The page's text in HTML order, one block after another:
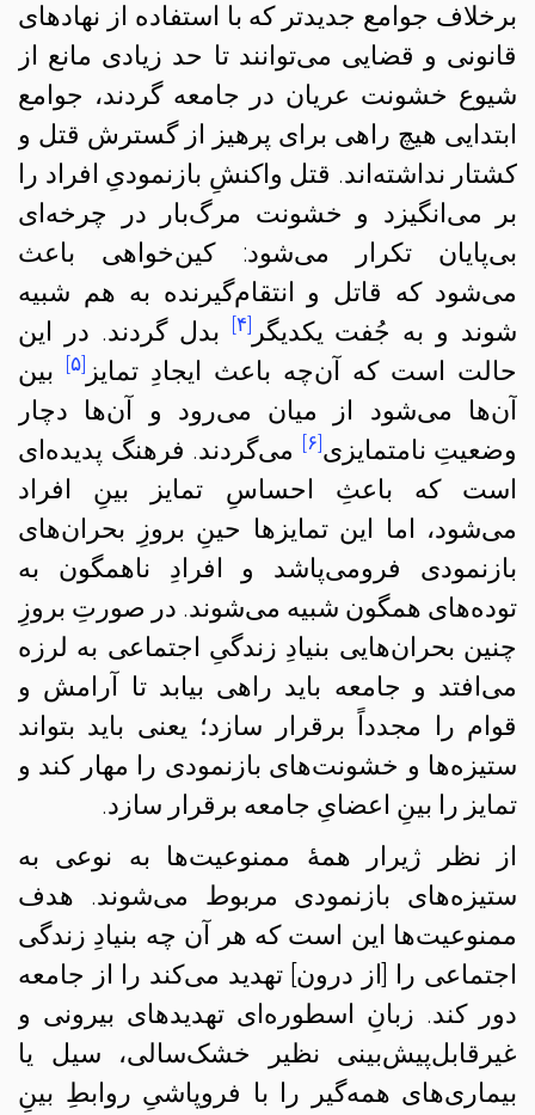
برخلاف جوامع جدیدتر که با استفاده از نهادهای
قانونی و قضایی می‌توانند تا حد زیادی مانع از
شیوع خشونت عریان در جامعه گردند،‌ جوامع
ابتدایی هیچ راهی برای پرهیز از گسترش قتل و
کشتار نداشته‌اند. قتل واکنشِ بازنمودیِ افراد را
بر می‌انگیزد و خشونت مرگ‌بار در چرخه‌ای
بی‌پایان تکرار می‌شود: کین‌خواهی باعث
می‌شود که قاتل و انتقام‌گیرنده به هم شبیه
شوند و به جُفت‌ یکدیگر [۴]
بدل گردند. در این
حالت است که آن‌چه باعث ایجادِ تمایز [۵]
بین
آن‌ها می‌شود از میان می‌رود و آن‌ها دچار
وضعیتِ نامتمایزی[۶] می‌گردند. فرهنگ پدیده‌ای
است که باعثِ احساسِ تمایز بینِ افراد
می‌شود، اما این تمایزها حینِ بروزِ بحران‌های
بازنمودی فرومی‌پاشد و افرادِ ناهمگون به
توده‌های همگون شبیه می‌شوند. در صورتِ بروزِ
چنین بحران‌هایی بنیادِ زندگیِ اجتماعی به لرزه
می‌افتد و جامعه باید راهی بیابد تا آرامش و
قوام را مجدداً برقرار سازد؛ یعنی باید بتواند
ستیزه‌ها و خشونت‌های بازنمودی را مهار کند و
تمایز را بینِ اعضایِ جامعه برقرار سازد.
از نظر ژیرار همهٔ ممنوعیت‌ها به نوعی به
ستیزه‌های بازنمودی مربوط می‌شوند. هدف
ممنوعیت‌ها این است که هر آن چه بنیادِ زندگی
اجتماعی را [از درون] تهدید می‌کند را از جامعه
دور کند. زبانِ اسطوره‌ای تهدیدهای بیرونی و
غیرقابل‌پیش‌بینی نظیر خشک‌سالی، سیل یا
بیماری‌های همه‌گیر را با فروپاشیِ روابطِ بینِ